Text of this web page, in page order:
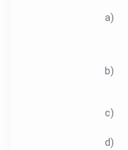
a)
b)
c)
d)